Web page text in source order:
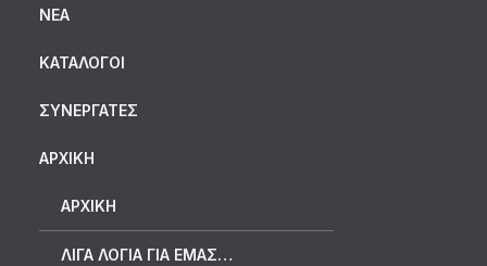
ΝΈΑ
ΚΑΤΆΛΟΓΟΙ
ΣΥΝΕΡΓΆΤΕΣ
ΑΡΧΙΚΗ
ΑΡΧΙΚΉ
ΛΊΓΑ ΛΌΓΙΑ ΓΙΑ ΕΜΆΣ…